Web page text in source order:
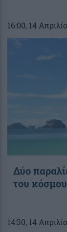
16:00, 14
Δύο
του κόσμου
14:30, 14